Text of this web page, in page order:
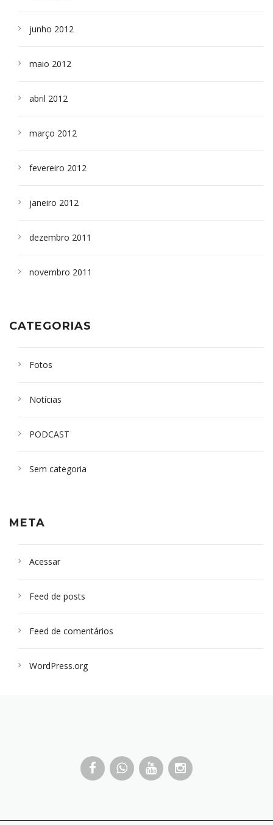
junho 2012
maio 2012
abril 2012
março 2012
fevereiro 2012
janeiro 2012
dezembro 2011
novembro 2011
CATEGORIAS
Fotos
Notícias
PODCAST
Sem categoria
META
Acessar
Feed de posts
Feed de comentários
WordPress.org